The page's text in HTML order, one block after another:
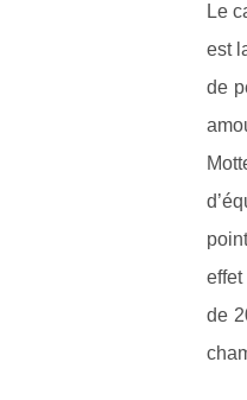
Le
est
de
de